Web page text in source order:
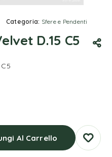
Categoria: Sfere e Pendenti
D.15 C5
Al Carrello